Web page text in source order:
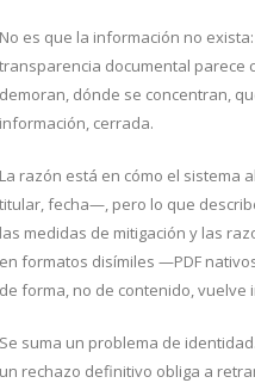
No es que la información no
transparencia documental parece
demoran, dónde se concentran,
información, cerrada.
La razón está en cómo el sistema
titular, fecha—, pero lo que
las medidas de mitigación y las
en formatos disímiles —PDF
de forma, no de contenido,
Se suma un problema de
un rechazo definitivo obliga a